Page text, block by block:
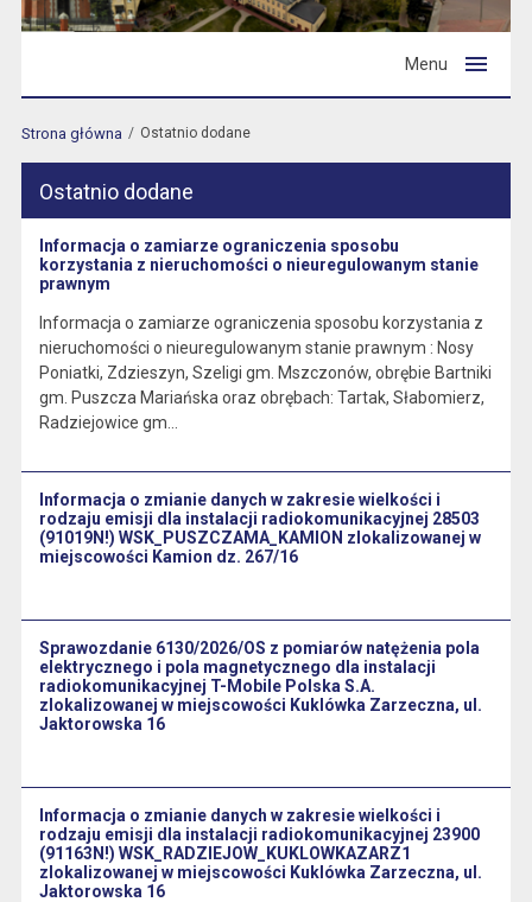
Menu
Strona główna Ostatnio dodane
Ostatnio dodane
Informacja o zamiarze ograniczenia sposobu
korzystania z nieruchomości o nieuregulowanym stanie
prawnym
Informacja o zamiarze ograniczenia sposobu korzystania z
nieruchomości o nieuregulowanym stanie prawnym : Nosy
Poniatki, Zdzieszyn, Szeligi gm. Mszczonów, obrębie Bartniki
gm. Puszcza Mariańska oraz obrębach: Tartak, Słabomierz,
Radziejowice gm…
Informacja o zmianie danych w zakresie wielkości i
rodzaju emisji dla instalacji radiokomunikacyjnej 28503
(91019N!) WSK_PUSZCZAMA_KAMION zlokalizowanej w
miejscowości Kamion dz. 267/16
Sprawozdanie 6130/2026/OS z pomiarów natężenia pola
elektrycznego i pola magnetycznego dla instalacji
radiokomunikacyjnej T-Mobile Polska S.A.
zlokalizowanej w miejscowości Kuklówka Zarzeczna, ul.
Jaktorowska 16
Informacja o zmianie danych w zakresie wielkości i
rodzaju emisji dla instalacji radiokomunikacyjnej 23900
(91163N!) WSK_RADZIEJOW_KUKLOWKAZARZ1
zlokalizowanej w miejscowości Kuklówka Zarzeczna, ul.
Jaktorowska 16